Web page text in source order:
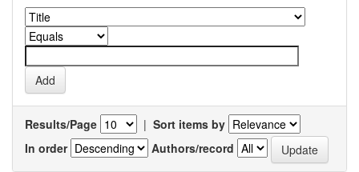
Results/Page | Sort items by
In order
Authors/record